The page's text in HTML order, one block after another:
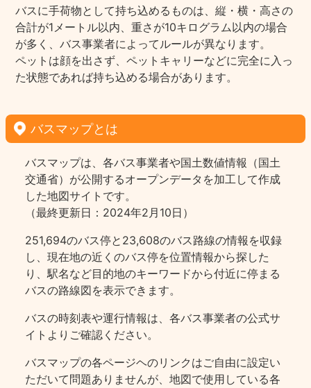
バスに手荷物として持ち込めるものは、縦・横・高さの
合計が1メートル以内、重さが10キログラム以内の場合
が多く、バス事業者によってルールが異なります。
ペットは顔を出さず、ペットキャリーなどに完全に入っ
た状態であれば持ち込める場合があります。
バスマップとは
バスマップは、各バス事業者や国土数値情報（国土
交通省）が公開するオープンデータを加工して作成
した地図サイトです。
（最終更新日：2024年2月10日）
251,694のバス停と23,608のバス路線の情報を収録
し、現在地の近くのバス停を位置情報から探した
り、駅名など目的地のキーワードから付近に停まる
バスの路線図を表示できます。
バスの時刻表や運行情報は、各バス事業者の公式サ
イトよりご確認ください。
バスマップの各ページヘのリンクはご自由に設定い
ただいて問題ありませんが、地図で使用している各